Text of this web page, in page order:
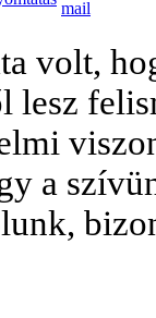
volt,
lesz
a